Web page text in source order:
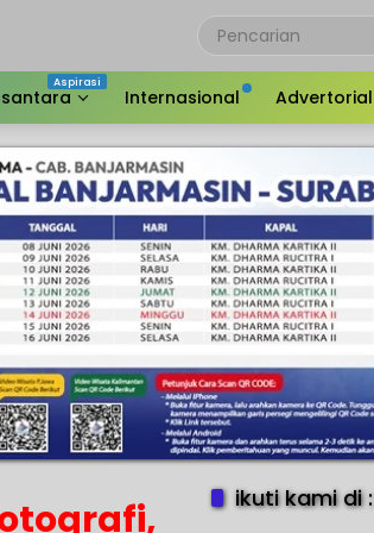
Internasional Advertorial
ikuti kami di :